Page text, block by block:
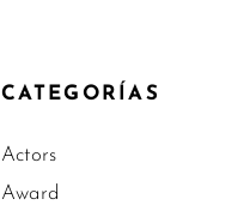
CATEGORÍAS
Actors
Award